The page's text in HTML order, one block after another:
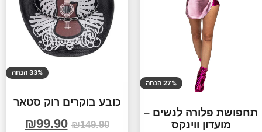
27% הנחה
תחפושת פלורה לנשים –
מועדון ווינקס
33% הנחה
כובע בוקרים רוק סטאר
₪149.90
₪99.90